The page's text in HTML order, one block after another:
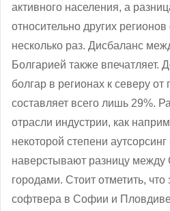
активного населения, а
относительно других
несколько раз. Дисбаланс
Болгарией также впечатляет.
болгар в регионах к северу
составляет всего лишь 29%.
отрасли индустрии, как
некоторой степени
наверстывают разницу
городами. Стоит отметить,
софтвера в Софии и